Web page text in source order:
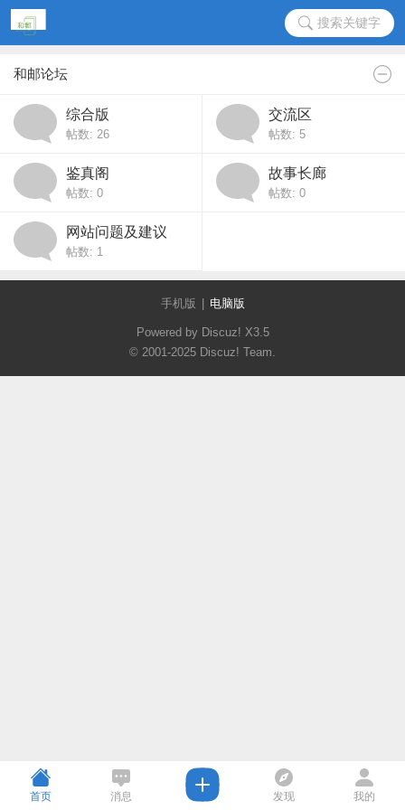
搜索关键字
和邮论坛
综合版
帖数: 26
交流区
帖数: 5
鉴真阁
帖数: 0
故事长廊
帖数: 0
网站问题及建议
帖数: 1
手机版 电脑版
Powered by Discuz! X3.5
© 2001-2025 Discuz! Team.
首页 消息 发现 我的